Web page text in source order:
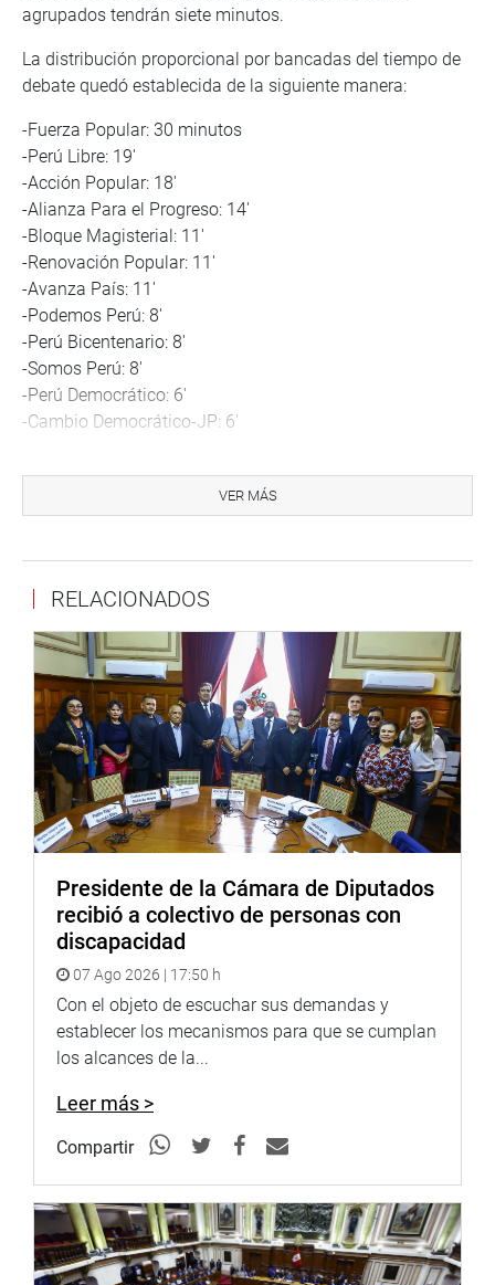
agrupados tendrán siete minutos.
La distribución proporcional por bancadas del tiempo de
debate quedó establecida de la siguiente manera:
-Fuerza Popular: 30 minutos
-Perú Libre: 19′
-Acción Popular: 18′
-Alianza Para el Progreso: 14′
-Bloque Magisterial: 11′
-Renovación Popular: 11′
-Avanza País: 11′
-Podemos Perú: 8′
-Perú Bicentenario: 8′
-Somos Perú: 8′
-Perú Democrático: 6′
-Cambio Democrático-JP: 6′
pasado, que el ministro del Interior deberá presentarse
ante la Representación Nacional el jueves 9 de marzo, a
En la sesión de la Junta de Portavoces, además se
aprobó los pedidos planteados por los directivos
portavoces para incluir diversos proyectos de ley y
mociones a la orden del día del Pleno del Congreso.
OFICINA DE COMUNICACIONES
VER MÁS
RELACIONADOS
Presidente de la Cámara de Diputados
recibió a colectivo de personas con
discapacidad
07 Ago 2026 | 17:50 h
Con el objeto de escuchar sus demandas y
establecer los mecanismos para que se cumplan
los alcances de la...
Leer más >
Compartir